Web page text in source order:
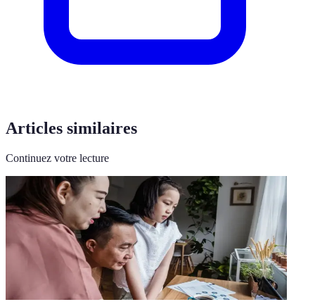
Articles similaires
Continuez votre lecture